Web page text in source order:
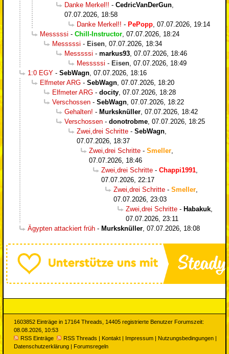
Danke Merkel!! - CedricVanDerGun,
07.07.2026, 18:58
Danke Merkel!! - PePopp, 07.07.2026, 19:14
Messsssi - Chill-Instructor, 07.07.2026, 18:24
Messsssi - Eisen, 07.07.2026, 18:34
Messsssi - markus93, 07.07.2026, 18:46
Messsssi - Eisen, 07.07.2026, 18:49
1:0 EGY - SebWagn, 07.07.2026, 18:16
Elfmeter ARG - SebWagn, 07.07.2026, 18:20
Elfmeter ARG - docity, 07.07.2026, 18:28
Verschossen - SebWagn, 07.07.2026, 18:22
Gehalten! - Murksknüller, 07.07.2026, 18:42
Verschossen - donotrobme, 07.07.2026, 18:25
Zwei,drei Schritte - SebWagn,
07.07.2026, 18:37
Zwei,drei Schritte - Smeller,
07.07.2026, 18:46
Zwei,drei Schritte - Chappi1991,
07.07.2026, 22:17
Zwei,drei Schritte - Smeller,
07.07.2026, 23:03
Zwei,drei Schritte - Habakuk,
07.07.2026, 23:11
Ägypten attackiert früh - Murksknüller, 07.07.2026, 18:08
1603852 Einträge in 17164 Threads, 14405 registrierte Benutzer Forumszeit:
08.08.2026, 10:53
RSS Einträge
RSS Threads | Kontakt | Impressum | Nutzungsbedingungen |
Datenschutzerklärung | Forumsregeln